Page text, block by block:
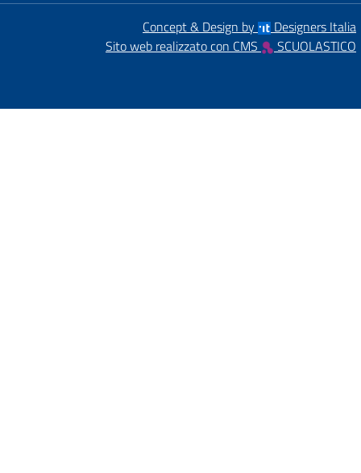
Concept & Design by
Designers Italia
Sito web realizzato con CMS
SCUOLASTICO